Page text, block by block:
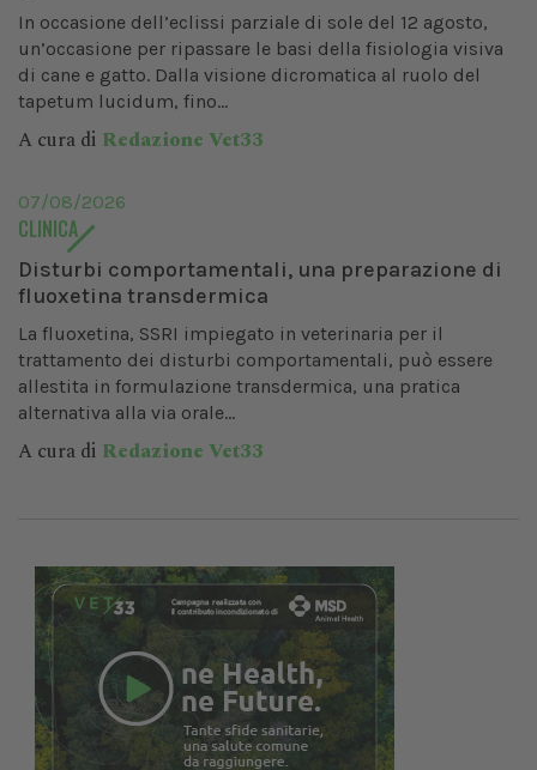
In occasione dell’eclissi parziale di sole del 12 agosto,
un’occasione per ripassare le basi della fisiologia visiva
di cane e gatto. Dalla visione dicromatica al ruolo del
tapetum lucidum, fino...
A cura di Redazione Vet33
07/08/2026
CLINICA
Disturbi comportamentali, una preparazione di
fluoxetina transdermica
La fluoxetina, SSRI impiegato in veterinaria per il
trattamento dei disturbi comportamentali, può essere
allestita in formulazione transdermica, una pratica
alternativa alla via orale...
A cura di Redazione Vet33